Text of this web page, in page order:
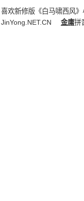
喜欢新修版《白马啸西风》
JinYong.NET.CN
金庸拼